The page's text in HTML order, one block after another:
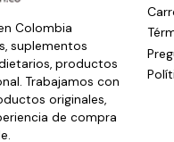
Colombia
suplementos
productos
Trabajamos con
originales,
de compra